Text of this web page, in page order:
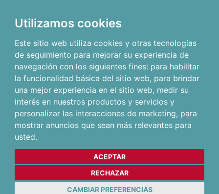
Utilizamos cookies
Este sitio web utiliza cookies y otras tecnologías
de seguimiento para mejorar su experiencia de
navegación con los siguientes fines: para habilitar
la funcionalidad básica del sitio web, para brindar
una mejor experiencia en el sitio web, medir su
interés en nuestros productos y servicios y
personalizar las interacciones de marketing, para
mostrar anuncios que sean más relevantes para
usted.
ACEPTAR
RECHAZAR
CAMBIAR PREFERENCIAS